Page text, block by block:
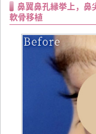
鼻翼鼻孔縁挙上，鼻
軟骨移植